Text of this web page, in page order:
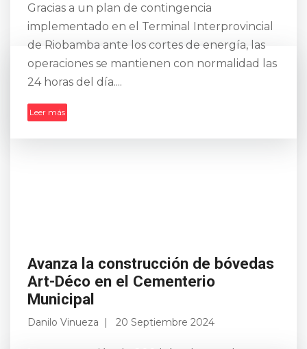
Gracias a un plan de contingencia
implementado en el Terminal Interprovincial
de Riobamba ante los cortes de energía, las
operaciones se mantienen con normalidad las
24 horas del día....
Leer más
Avanza la construcción de bóvedas
Art-Déco en el Cementerio
Municipal
Danilo Vinueza 20 Septiembre 2024